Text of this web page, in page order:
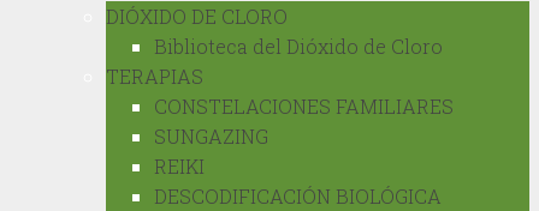
DIÓXIDO DE CLORO
Biblioteca del Dióxido de Cloro
TERAPIAS
CONSTELACIONES FAMILIARES
SUNGAZING
REIKI
DESCODIFICACIÓN BIOLÓGICA